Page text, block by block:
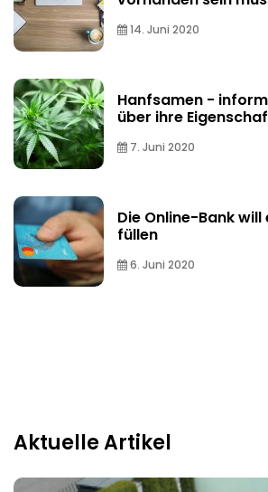
14. Juni 2020
Hanfsamen -
über ihre
7. Juni 2020
Die Online-Bank
füllen
6. Juni 2020
Aktuelle Artikel